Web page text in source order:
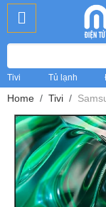
Tivi Tủ lạnh
Home Tivi